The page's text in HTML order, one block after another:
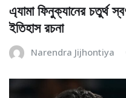
এ্যামা ফিনুক্যানের চতুর্থ
ইতিহাস রচনা
Narendra Jijhontiya